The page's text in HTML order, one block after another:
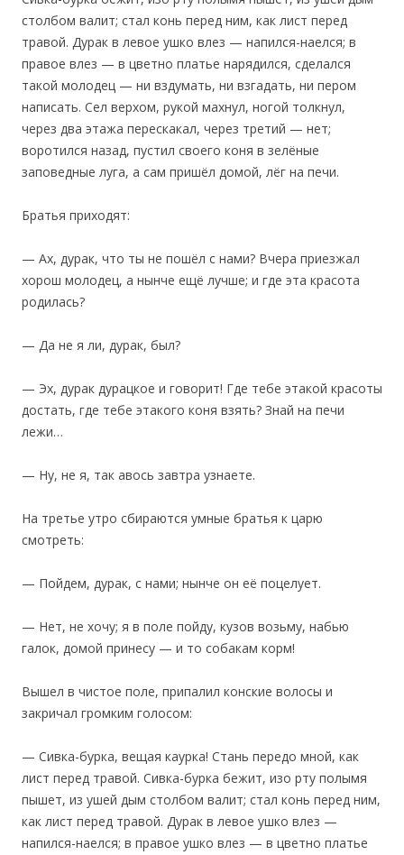
столбом валит; стал конь перед ним, как лист перед
травой. Дурак в левое ушко влез — напился-наелся; в
правое влез — в цветно платье нарядился, сделался
такой молодец — ни вздумать, ни взгадать, ни пером
написать. Сел верхом, рукой махнул, ногой толкнул,
через два этажа перескакал, через третий — нет;
воротился назад, пустил своего коня в зелёные
заповедные луга, а сам пришёл домой, лёг на печи.
‎Братья приходят:
— Ах, дурак, что ты не пошёл с нами? Вчера приезжал
хорош молодец, а нынче ещё лучше; и где эта красота
родилась?
— Да не я ли, дурак, был?
— Эх, дурак дурацкое и говорит! Где тебе этакой красоты
достать, где тебе этакого коня взять? Знай на печи
лежи…
— Ну, не я, так авось завтра узнаете.
На третье утро сбираются умные братья к царю
смотреть:
— Пойдем, дурак, с нами; нынче он её поцелует.
— Нет, не хочу; я в поле пойду, кузов возьму, набью
галок, домой принесу — и то собакам корм!
Вышел в чистое поле, припалил конские волосы и
закричал громким голосом:
— Сивка-бурка, вещая каурка! Стань передо мной, как
лист перед травой. Сивка-бурка бежит, изо рту полымя
пышет, из ушей дым столбом валит; стал конь перед ним,
как лист перед травой. Дурак в левое ушко влез —
напился-наелся; в правое ушко влез — в цветно платье